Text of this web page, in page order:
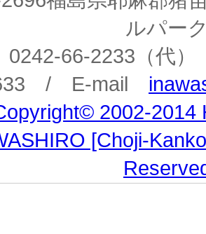
ルパー
66-2233（代
/ E-mail
2002-2014
[Choji-